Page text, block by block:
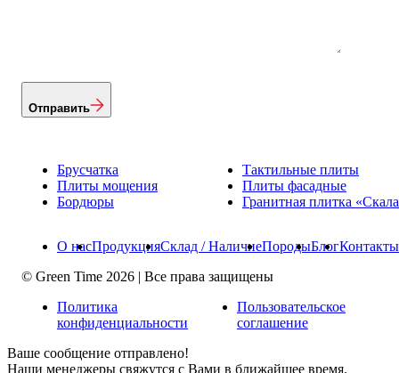
Отправить
Брусчатка
Плиты мощения
Бордюры
Тактильные плиты
Плиты фасадные
Гранитная плитка
О насПродукцияСклад / НаличиеПородыБлогКонтакты
© Green Time 2026 | Все права защищены
Политика
конфиденциальности
Пользовательское
соглашение
Ваше сообщение отправлено!
Наши менеджеры свяжутся с Вами в ближайшее время.